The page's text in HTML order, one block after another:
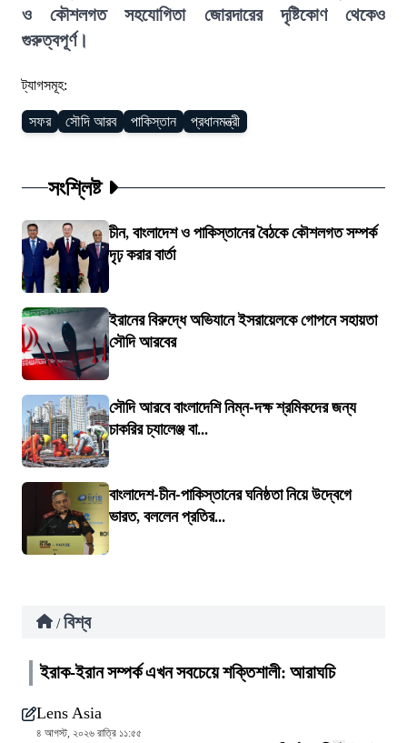
ও কৌশলগত সহযোগিতা জোরদারের দৃষ্টিকোণ থেকেও
গুরুত্বপূর্ণ।
ট্যাগসমূহ:
সফর সৌদি আরব পাকিস্তান প্রধানমন্ত্রী
সংশ্লিষ্ট
চীন, বাংলাদেশ ও পাকিস্তানের বৈঠকে কৌশলগত সম্পর্ক
দৃঢ় করার বার্তা
ইরানের বিরুদ্ধে অভিযানে ইসরায়েলকে গোপনে সহায়তা
সৌদি আরবের
সৌদি আরবে বাংলাদেশি নিম্ন-দক্ষ শ্রমিকদের জন্য
চাকরির চ্যালেঞ্জ বা...
বাংলাদেশ-চীন-পাকিস্তানের ঘনিষ্ঠতা নিয়ে উদ্বেগে
ভারত, বললেন প্রতির...
/ বিশ্ব
ইরাক-ইরান সম্পর্ক এখন সবচেয়ে শক্তিশালী: আরাঘচি
Lens Asia
৪ আগস্ট, ২০২৬ রাত্রি ১১:৫৫